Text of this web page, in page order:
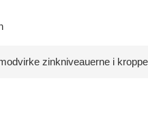
zinkniveauerne i